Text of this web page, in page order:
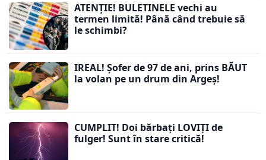
ATENȚIE! BULETINELE vechi au
termen limită! Până când trebuie să
le schimbi?
IREAL! Șofer de 97 de ani, prins BĂUT
la volan pe un drum din Argeș!
CUMPLIT! Doi bărbați LOVIȚI de
fulger! Sunt în stare critică!